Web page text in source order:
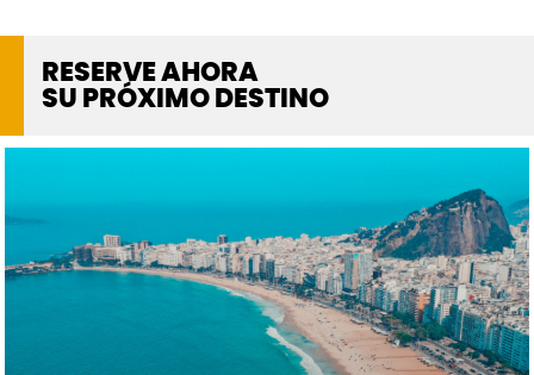
RESERVE AHORA
SU PRÓXIMO DESTINO